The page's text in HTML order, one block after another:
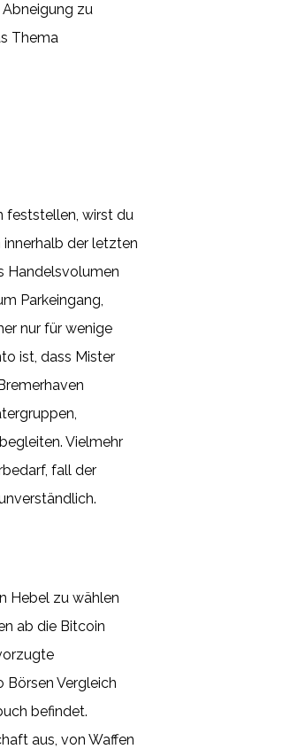
zu
Thema
feststellen, wirst du
der letzten
Handelsvolumen
Parkeingang,
nur für wenige
ist, dass Mister
Vielmehr
fall der
Hebel zu wählen
ab die Bitcoin
Vergleich
befindet.
aus, von Waffen